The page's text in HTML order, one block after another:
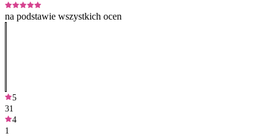
na podstawie wszystkich ocen
5
31
4
1